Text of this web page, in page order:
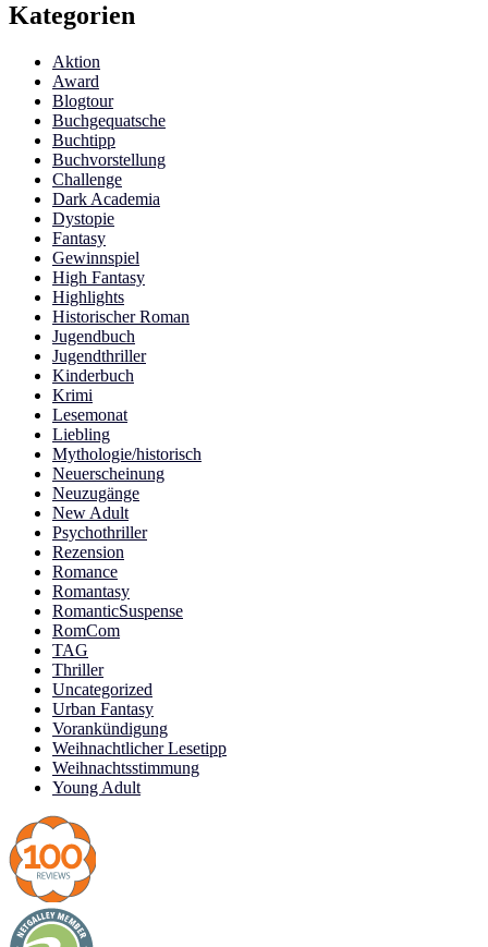
Kategorien
Aktion
Award
Blogtour
Buchgequatsche
Buchtipp
Buchvorstellung
Challenge
Dark Academia
Dystopie
Fantasy
Gewinnspiel
High Fantasy
Highlights
Historischer Roman
Jugendbuch
Jugendthriller
Kinderbuch
Krimi
Lesemonat
Liebling
Mythologie/historisch
Neuerscheinung
Neuzugänge
New Adult
Psychothriller
Rezension
Romance
Romantasy
RomanticSuspense
RomCom
TAG
Thriller
Uncategorized
Urban Fantasy
Vorankündigung
Weihnachtlicher Lesetipp
Weihnachtsstimmung
Young Adult